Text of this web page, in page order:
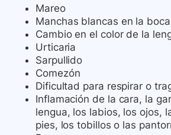
Mareo
Manchas blancas en la boca
Cambio en el color de la
Urticaria
Sarpullido
Comezón
Dificultad para respirar o
Inflamación de la cara, la
lengua, los labios, los ojos,
pies, los tobillos o las